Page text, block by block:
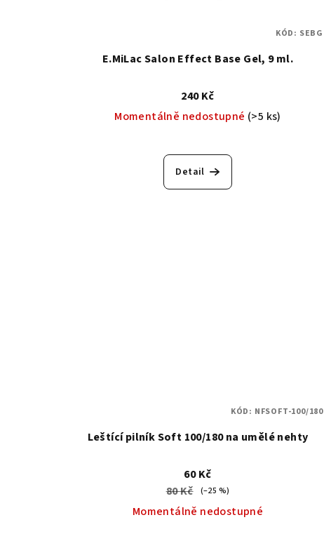
E.MiLac Salon Effect Base Gel, 9 ml.
240 Kč
Momentálně nedostupné (>5 ks)
Detail
KÓD: SEBG
Leštící pilník Soft 100/180 na umělé nehty
60 Kč
80 Kč
(–25 %)
Momentálně nedostupné
KÓD: NFSOFT-100/180